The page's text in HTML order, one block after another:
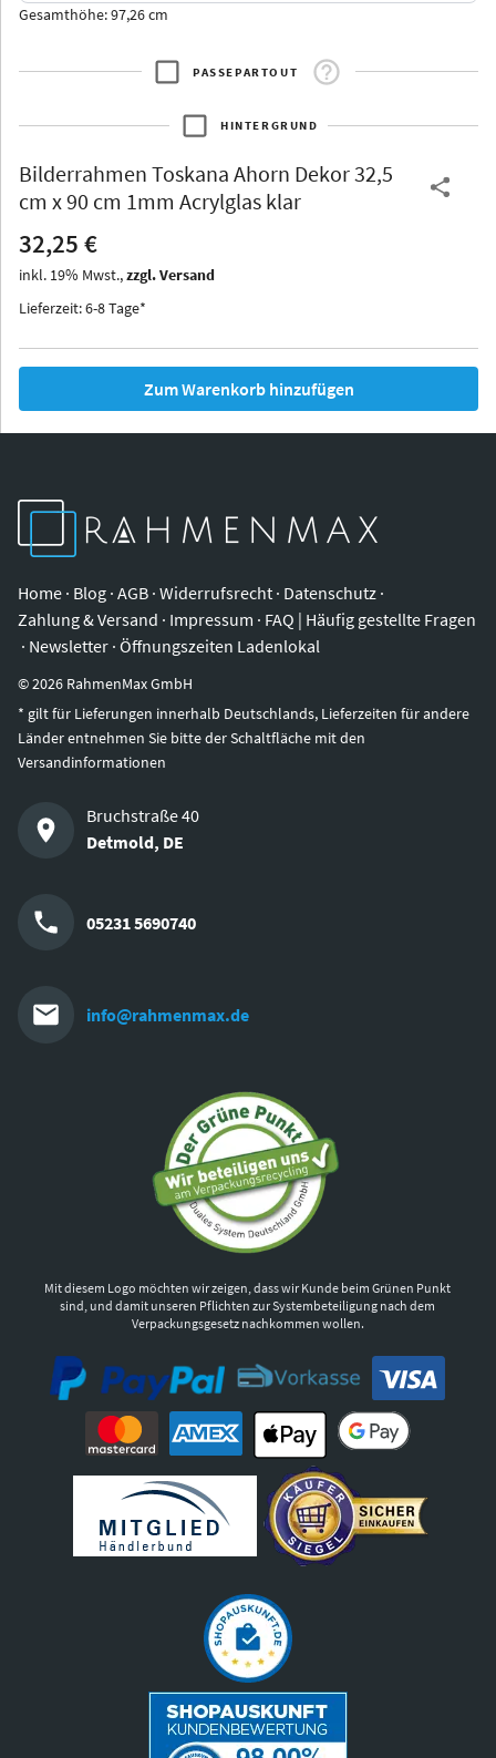
Thurgau
Iowa
Gesamthöhe: 97,26 cm
PASSEPARTOUT
HINTERGRUND
Bilderrahmen Toskana Ahorn Dekor 32,5
cm x 90 cm 1mm Acrylglas klar
32,25 €
inkl. 19% Mwst.,zzgl. Versand
Lieferzeit: 6-8 Tage*
Zum Warenkorb hinzufügen
Home · Blog · AGB · Widerrufsrecht · Datenschutz ·
Zahlung & Versand · Impressum · FAQ | Häufig gestellte Fragen
· Newsletter · Öffnungszeiten Ladenlokal
©2026 RahmenMax GmbH
* gilt für Lieferungen innerhalb Deutschlands, Lieferzeiten für andere
Länder entnehmen Sie bitte der Schaltfläche mit den
Versandinformationen
Bruchstraße 40
Detmold, DE
05231 5690740
info@rahmenmax.de
Mit diesem Logo möchten wir zeigen, dass wir Kunde beim Grünen Punkt
sind, und damit unseren Pflichten zur Systembeteiligung nach dem
Verpackungsgesetz nachkommen wollen.